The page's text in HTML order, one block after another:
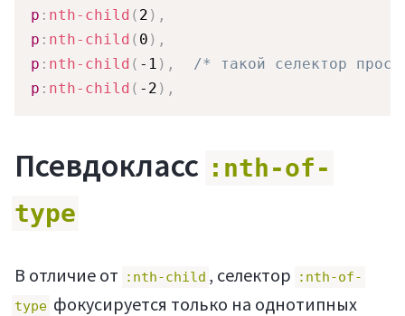
p : nth-child ( 2 ) ,
p : nth-child ( 0 ) ,
p : nth-child ( -1 ) ,
/* такой селектор
p : nth-child ( -2 ) ,
Псевдокласс :nth-of-
type
В отличие от :nth-child , селектор
:nth-of-
type фокусируется только на однотипных